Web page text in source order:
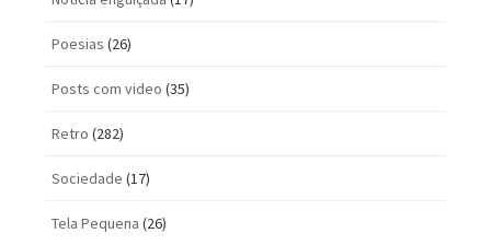
Poesias (26)
Posts com vi­deo (35)
Retro (282)
Sociedade (17)
Tela Pequena (26)